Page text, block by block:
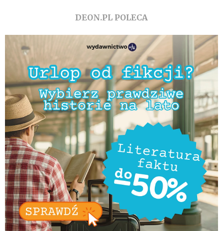
DEON.PL POLECA